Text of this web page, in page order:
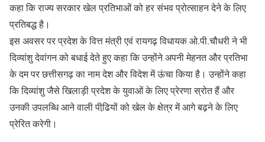
कहा कि राज्य सरकार खेल प्रतिभाओं को हर संभव प्रोत्साहन देने के लिए
प्रतिबद्ध है।
इस अवसर पर प्रदेश के वित्त मंत्री एवं रायगढ़ विधायक ओ.पी.चौधरी ने भी
दिव्यांशु देवांगन को बधाई देते हुए कहा कि उन्होंने अपनी मेहनत और प्रतिभा
के दम पर छत्तीसगढ़ का नाम देश और विदेश में ऊंचा किया है। उन्होंने कहा
कि दिव्यांशु जैसे खिलाड़ी प्रदेश के युवाओं के लिए प्रेरणा स्रोत हैं और
उनकी उपलब्धि आने वाली पीढि़यों को खेल के क्षेत्र में आगे बढ़ने के लिए
प्रेरित करेगी।